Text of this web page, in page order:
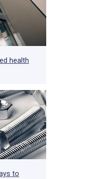
health
to